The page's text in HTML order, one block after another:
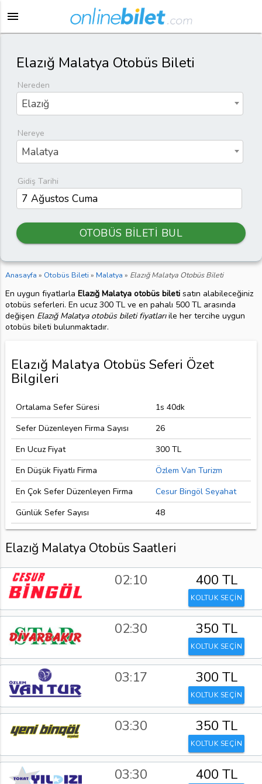
menu
Elazığ Malatya Otobüs Bileti
Nereden
Elazığ
Nereye
Malatya
Gidiş Tarihi
OTOBÜS BİLETİ BUL
Anasayfa » Otobüs Bileti » Malatya » Elazığ Malatya Otobüs Bileti
En uygun fiyatlarla Elazığ Malatya otobüs biletisatın alabileceğiniz
otobüs seferleri. En ucuz 300 TL ve en pahalı 500 TL arasında
değişen Elazığ Malatya otobüs bileti fiyatlarıile her tercihe uygun
otobüs bileti bulunmaktadır.
Elazığ Malatya Otobüs Seferi Özet
Bilgileri
Ortalama Sefer Süresi
1s 40dk
Sefer Düzenleyen Firma Sayısı
26
En Ucuz Fiyat
300 TL
En Düşük Fiyatlı Firma
Özlem Van Turizm
En Çok Sefer Düzenleyen Firma
Cesur Bingöl Seyahat
Günlük Sefer Sayısı
48
Elazığ Malatya Otobüs Saatleri
02:10 400 TL
KOLTUK SEÇİN
02:30 350 TL
KOLTUK SEÇİN
03:17 300 TL
KOLTUK SEÇİN
03:30 350 TL
KOLTUK SEÇİN
03:30 400 TL